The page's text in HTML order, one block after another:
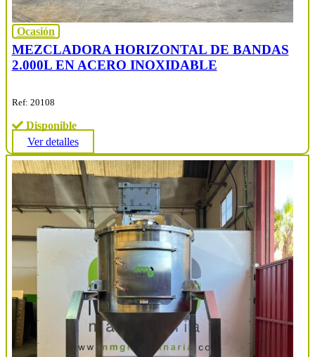
Ocasión
MEZCLADORA HORIZONTAL DE BANDAS
2.000L EN ACERO INOXIDABLE
Ref: 20108
Disponible
Ver detalles